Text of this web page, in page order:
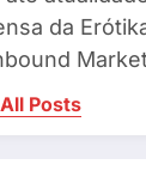
da
Posts